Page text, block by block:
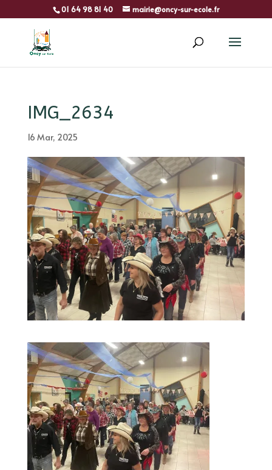
01 64 98 81 40 mairie@oncy-sur-ecole.fr
IMG_2634
16 Mar, 2025